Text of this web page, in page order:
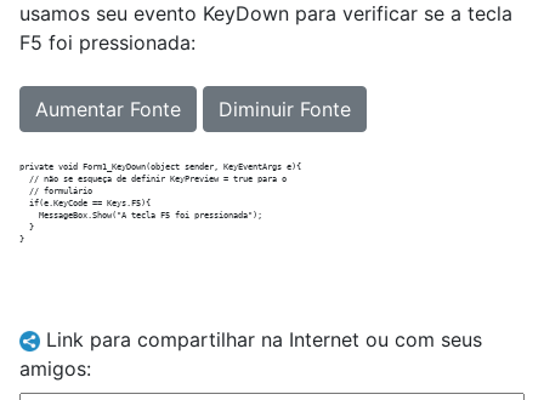
usamos seu evento KeyDown para verificar se a tecla
F5 foi pressionada:
Aumentar Fonte Diminuir Fonte
private void Form1_KeyDown(object sender, KeyEventArgs e){
  // não se esqueça de definir KeyPreview = true para o
  // formulário
  if(e.KeyCode == Keys.F5){
    MessageBox.Show("A tecla F5 foi pressionada");
  }
Link para compartilhar na Internet ou com seus
amigos: